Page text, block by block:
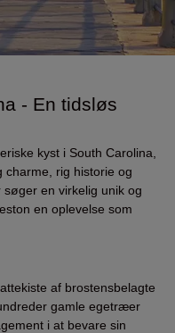
- En tidsløs
kyst i South Carolina,
rig historie og
en virkelig unik og
en oplevelse som
af brostensbelagte
gamle egetræer
i at bevare sin